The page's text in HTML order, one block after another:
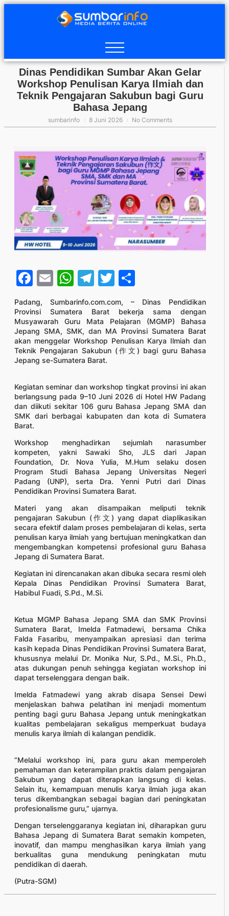
Dinas Pendidikan Sumbar Akan Gelar
Workshop Penulisan Karya Ilmiah dan
Teknik Pengajaran Sakubun bagi Guru
Bahasa Jepang
sumbarinfo 8 Juni 2026 No Comments
Facebook
EmailWhatsApp
Telegram
Twitter
Padang, Sumbarinfo.com.com, – Dinas Pendidikan
Provinsi Sumatera Barat bekerja sama dengan
Musyawarah Guru Mata Pelajaran (MGMP) Bahasa
Jepang SMA, SMK, dan MA Provinsi Sumatera Barat
akan menggelar Workshop Penulisan Karya Ilmiah dan
Teknik Pengajaran Sakubun (作文) bagi guru Bahasa
Jepang se-Sumatera Barat.
Kegiatan seminar dan workshop tingkat provinsi ini akan
berlangsung pada 9–10 Juni 2026 di Hotel HW Padang
dan diikuti sekitar 106 guru Bahasa Jepang SMA dan
SMK dari berbagai kabupaten dan kota di Sumatera
Barat.
Workshop menghadirkan sejumlah narasumber
kompeten, yakni Sawaki Sho, JLS dari Japan
Foundation, Dr. Nova Yulia, M.Hum selaku dosen
Program Studi Bahasa Jepang Universitas Negeri
Padang (UNP), serta Dra. Yenni Putri dari Dinas
Pendidikan Provinsi Sumatera Barat.
Materi yang akan disampaikan meliputi teknik
pengajaran Sakubun (作文) yang dapat diaplikasikan
secara efektif dalam proses pembelajaran di kelas, serta
penulisan karya ilmiah yang bertujuan meningkatkan dan
mengembangkan kompetensi profesional guru Bahasa
Jepang di Sumatera Barat.
Kegiatan ini direncanakan akan dibuka secara resmi oleh
Kepala Dinas Pendidikan Provinsi Sumatera Barat,
Habibul Fuadi, S.Pd., M.Si.
Ketua MGMP Bahasa Jepang SMA dan SMK Provinsi
Sumatera Barat, Imelda Fatmadewi, bersama Chika
Falda Fasaribu, menyampaikan apresiasi dan terima
kasih kepada Dinas Pendidikan Provinsi Sumatera Barat,
khususnya melalui Dr. Monika Nur, S.Pd., M.Si., Ph.D.,
atas dukungan penuh sehingga kegiatan workshop ini
dapat terselenggara dengan baik.
Imelda Fatmadewi yang akrab disapa Sensei Dewi
menjelaskan bahwa pelatihan ini menjadi momentum
penting bagi guru Bahasa Jepang untuk meningkatkan
kualitas pembelajaran sekaligus memperkuat budaya
menulis karya ilmiah di kalangan pendidik.
“Melalui workshop ini, para guru akan memperoleh
pemahaman dan keterampilan praktis dalam pengajaran
Sakubun yang dapat diterapkan langsung di kelas.
Selain itu, kemampuan menulis karya ilmiah juga akan
terus dikembangkan sebagai bagian dari peningkatan
profesionalisme guru,” ujarnya.
Dengan terselenggaranya kegiatan ini, diharapkan guru
Bahasa Jepang di Sumatera Barat semakin kompeten,
inovatif, dan mampu menghasilkan karya ilmiah yang
berkualitas guna mendukung peningkatan mutu
pendidikan di daerah.
(Putra-SGM)